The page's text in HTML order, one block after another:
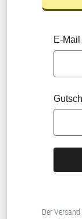
E-
Der